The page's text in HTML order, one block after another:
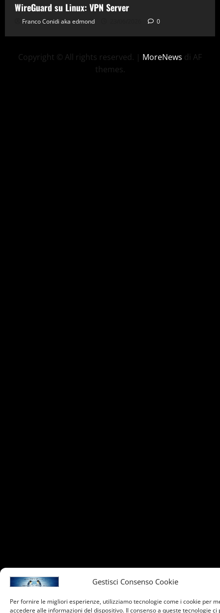
Gestisci Consenso Cookie
Per fornire le migliori esperienze, utilizziamo tecnologie come i cookie per
accedere alle informazioni del dispositivo. Il consenso a queste tecnologie
WireGuard su Linux: VPN Server
Franco Conidi aka edmond 0
Copyright © All rights reserved. | MoreNews di AF
themes.